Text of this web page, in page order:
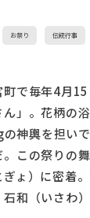
お祭り 伝統行事
で毎年4月
」。花柄の
神輿を担い
この祭りの
ょ）に密着
石和（いさわ